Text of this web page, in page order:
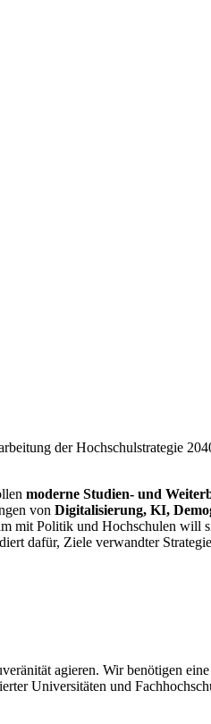
der Hochschulstrategie
moderne Studien- und
von Digitalisierung, KI,
mit Politik und Hochschulen will
dafür, Ziele verwandter
agieren. Wir benötigen
Universitäten und